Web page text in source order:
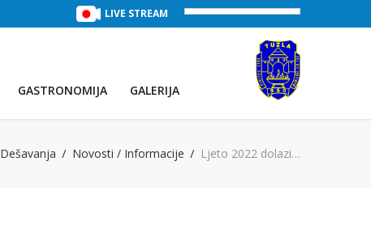
TREĆE JEZERO (Voda:29 °C, Salinitet:32 g/L)
LIVE STREAM
GASTRONOMIJA GALERIJA
Dešavanja Novosti / Informacije Ljeto 2022 dolazi…